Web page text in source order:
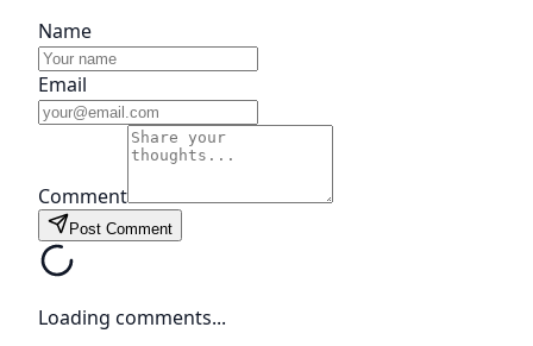
Name
Email
Comment
Post Comment
Loading comments...